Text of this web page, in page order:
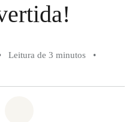
Leitura de 3 minutos
•